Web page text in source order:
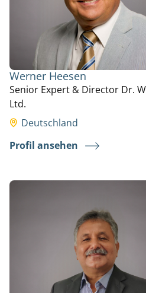
Werner Heesen
Senior Expert & Director Dr.
Ltd.
Deutschland
Profil ansehen